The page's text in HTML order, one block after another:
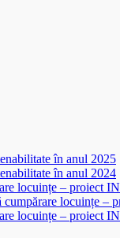
în anul 2025
în anul 2024
locuințe – proiect
cumpărare locuințe –
locuințe – proiect